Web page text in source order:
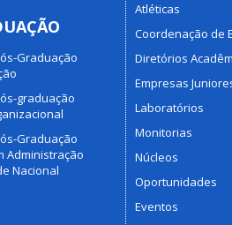
Graduação
graduação
Graduação
Administração
Nacional
Atléticas
Coordenação de
Diretórios
Empresas
Laboratórios
Monitorias
Núcleos
Oportunidades
Eventos